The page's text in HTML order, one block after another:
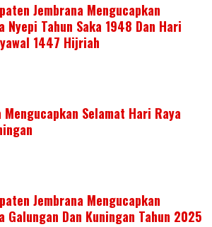
Jembrana Mengucapkan
Nyepi Tahun Saka 1948 Dan Hari
1447 Hijriah
Mengucapkan Selamat Hari Raya
Jembrana Mengucapkan
Galungan Dan Kuningan Tahun 2025